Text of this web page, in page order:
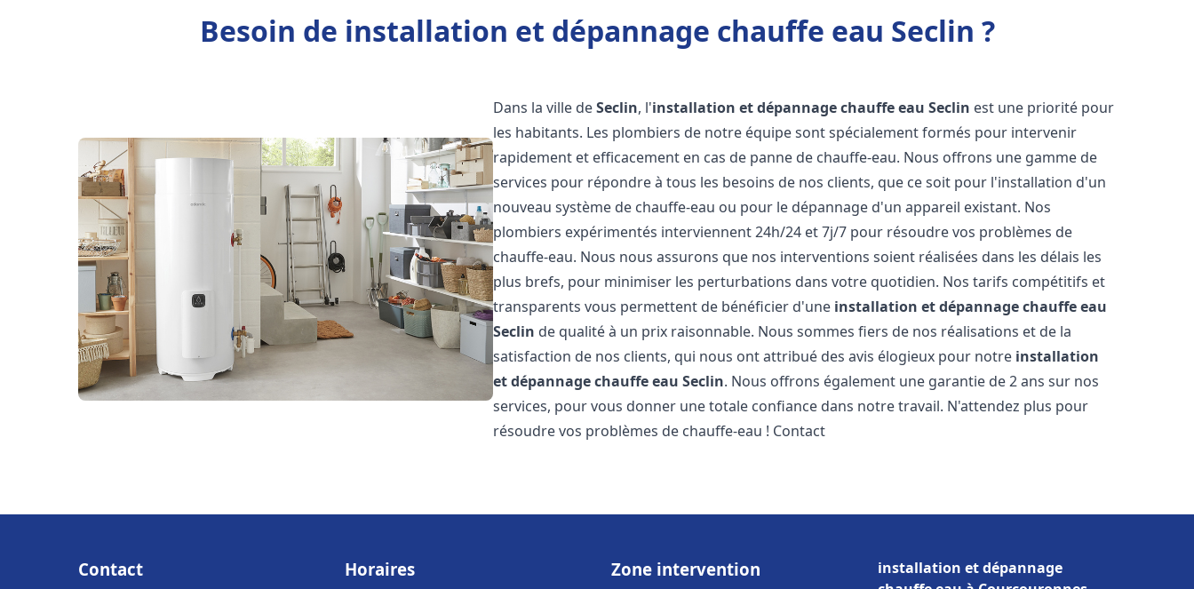
Besoin de installation et dépannage chauffe eau Seclin ?
Dans la ville deSeclin, l'installation et dépannage chauffe eau Seclin est une priorité pour
les habitants. Les plombiers de notre équipe sont spécialement formés pour intervenir
rapidement et efficacement en cas de panne de chauffe-eau. Nous offrons une gamme de
services pour répondre à tous les besoins de nos clients, que ce soit pour l'installation d'un
nouveau système de chauffe-eau ou pour le dépannage d'un appareil existant. Nos
plombiers expérimentés interviennent 24h/24 et 7j/7 pour résoudre vos problèmes de
chauffe-eau. Nous nous assurons que nos interventions soient réalisées dans les délais les
plus brefs, pour minimiser les perturbations dans votre quotidien. Nos tarifs compétitifs et
transparents vous permettent de bénéficier d'une installation et dépannage chauffe eau
Seclin de qualité à un prix raisonnable. Nous sommes fiers de nos réalisations et de la
satisfaction de nos clients, qui nous ont attribué des avis élogieux pour notre installation
et dépannage chauffe eau Seclin. Nous offrons également une garantie de 2 ans sur nos
services, pour vous donner une totale confiance dans notre travail. N'attendez plus pour
résoudre vos problèmes de chauffe-eau ! Contact
Contact Horaires Zone intervention
installation et dépannage